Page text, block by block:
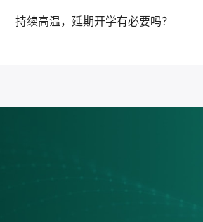
持续高温，延期开学有必要吗？